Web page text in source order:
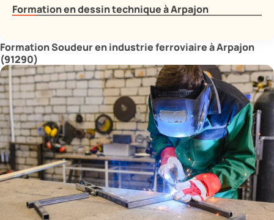
Formation en dessin technique à Arpajon
Formation Soudeur en industrie ferroviaire à Arpajon
(91290)